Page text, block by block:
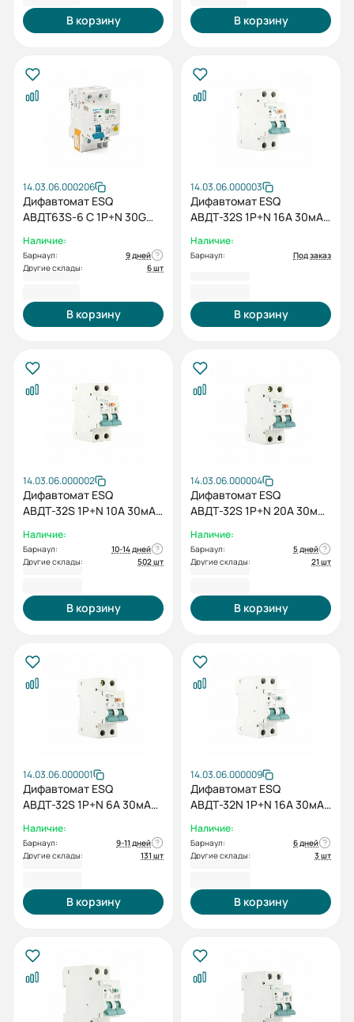
В корзину В корзину
14.03.06.000206
Дифавтомат ESQ
АВДТ63S-6 С 1P+N 30G
Наличие:
Барнаул:
9 дней
Другие склады:
6 шт
В корзину
14.03.06.000003
Дифавтомат ESQ
АВДТ-32S 1P+N 16А 30мА
Наличие:
Барнаул: Под заказ
В корзину
14.03.06.000002
Дифавтомат ESQ
АВДТ-32S 1P+N 10А 30мА
Наличие:
Барнаул:
10-14 дней
Другие склады:
502 шт
В корзину
14.03.06.000004
Дифавтомат ESQ
АВДТ-32S 1P+N 20А 30мА
Наличие:
Барнаул:
5 дней
Другие склады:
21 шт
В корзину
14.03.06.000001
Дифавтомат ESQ
АВДТ-32S 1P+N 6А 30мА
Наличие:
Барнаул:
9-11 дней
Другие склады:
131 шт
В корзину
14.03.06.000009
Дифавтомат ESQ
АВДТ-32N 1P+N 16А 30мА
Наличие:
Барнаул:
6 дней
Другие склады:
3 шт
В корзину